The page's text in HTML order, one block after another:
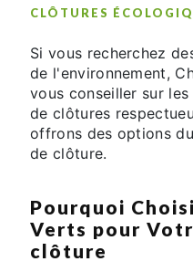
CLÔTURES
Si vous recherchez
de l'environnement,
vous conseiller sur
de clôtures
offrons des options
de clôture.
Pourquoi
Verts pour
clôture